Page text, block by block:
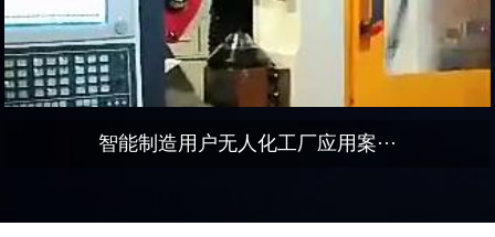
智能制造用户无人化工厂应用案···